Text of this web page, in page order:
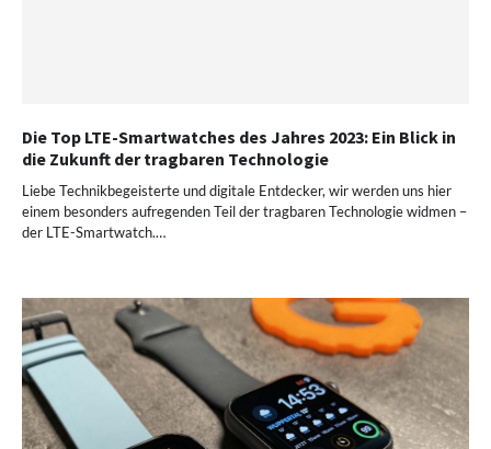
Die Top LTE-Smartwatches des Jahres 2023: Ein Blick in
die Zukunft der tragbaren Technologie
Liebe Technikbegeisterte und digitale Entdecker, wir werden uns hier
einem besonders aufregenden Teil der tragbaren Technologie widmen –
der LTE-Smartwatch.…